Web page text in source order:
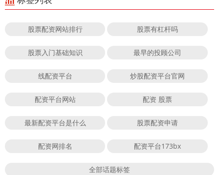
股票配资网站排行 股票有杠杆吗
股票入门基础知识 最早的投顾公司
线配资平台 炒股配资平台官网
配资平台网站 配资 股票
最新配资平台是什么 股票配资申请
配资网排名 配资平台173bx
全部话题标签